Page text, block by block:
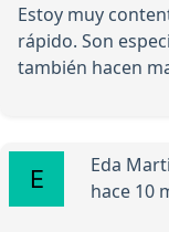
Estoy muy
rápido. Son
también hacen
Eda
hace 10